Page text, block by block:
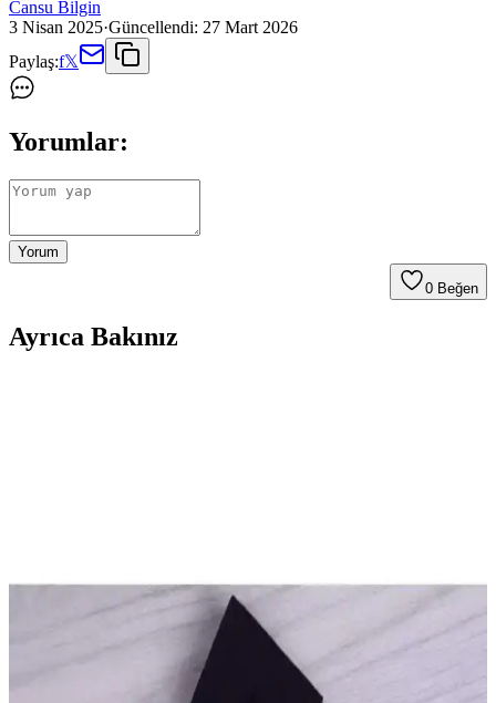
Cansu Bilgin
3 Nisan 2025·Güncellendi: 27 Mart 2026
Paylaş:f𝕏
Yorumlar:
Yorum
0 Beğen
Ayrıca Bakınız
İYİ MODA Siyah Beyaz Çizgili Kolluk: Gençler İçin
Şık ve Fonksiyonel Aksesuarlar
Siyah ve beyaz renklerde, punk ve grunge tarzını yansıtan bu çizgili
kolluk, şık tasarımı ve dayanıklı pamuklu kumaşıyla gençlerin